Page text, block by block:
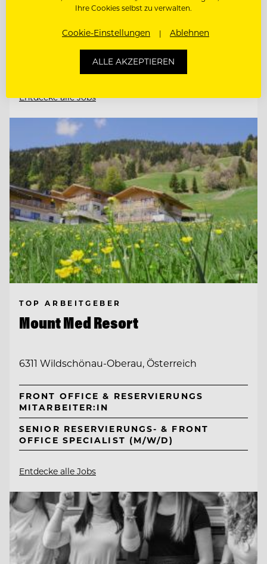
F&B CONTROLLER (M/W/D)
Entdecke alle Jobs
TOP ARBEITGEBER
Mount Med Resort
6311 Wildschönau-Oberau, Österreich
FRONT OFFICE & RESERVIERUNGS
MITARBEITER:IN
SENIOR RESERVIERUNGS- & FRONT
OFFICE SPECIALIST (M/W/D)
Entdecke alle Jobs
Ihre Cookies selbst zu verwalten.
Cookie-Einstellungen Ablehnen
ALLE AKZEPTIEREN